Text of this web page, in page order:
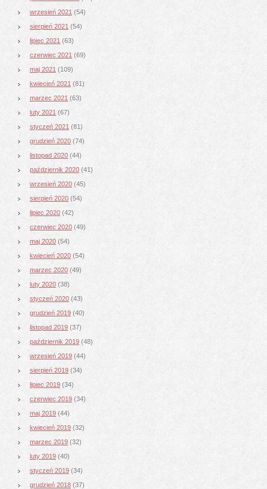
wrzesień 2021 (54)
sierpień 2021 (54)
lipiec 2021 (63)
czerwiec 2021 (69)
maj 2021 (109)
kwiecień 2021 (81)
marzec 2021 (63)
luty 2021 (67)
styczeń 2021 (81)
grudzień 2020 (74)
listopad 2020 (44)
październik 2020 (41)
wrzesień 2020 (45)
sierpień 2020 (54)
lipiec 2020 (42)
czerwiec 2020 (49)
maj 2020 (54)
kwiecień 2020 (54)
marzec 2020 (49)
luty 2020 (38)
styczeń 2020 (43)
grudzień 2019 (40)
listopad 2019 (37)
październik 2019 (48)
wrzesień 2019 (44)
sierpień 2019 (34)
lipiec 2019 (34)
czerwiec 2019 (34)
maj 2019 (44)
kwiecień 2019 (32)
marzec 2019 (32)
luty 2019 (40)
styczeń 2019 (34)
grudzień 2018 (37)